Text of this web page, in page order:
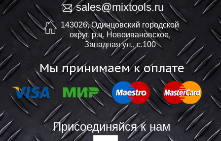
sales@mixtools.ru
143026, Одинцовский городской
округ, р.н. Новоивановское,
Западная ул., с.100
Мы принимаем к оплате
Присоединяйся к нам